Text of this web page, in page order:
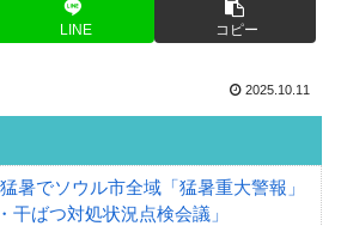
LINE コピー
2025.10.11
暑でソウル市全域「猛暑重大警報」
干ばつ対処状況点検会議」